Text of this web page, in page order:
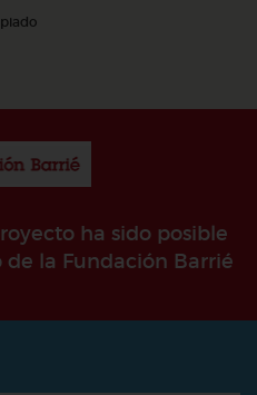
ha sido posible
la Fundación Barrié